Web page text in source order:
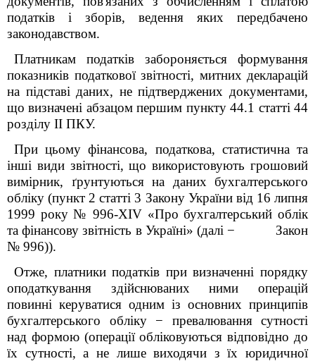
податків і зборів, ведення яких передбачено
законодавством.
Платникам податків забороняється формування
показників податкової звітності, митних декларацій
на підставі даних, не підтверджених документами,
що визначені абзацом першим пункту 44.1 статті 44
розділу ІІ ПКУ.
При цьому фінансова, податкова, статистична та
інші види звітності, що використовують грошовий
вимірник, ґрунтуються на даних бухгалтерського
обліку (пункт 2 статті 3 Закону України від 16 липня
1999 року № 996-XIV «Про бухгалтерський облік
та фінансову звітність в Україні» (далі − Закон
№ 996)).
Отже, платники податків при визначенні порядку
оподаткування здійснюваних ними операцій
повинні керуватися одним із основних принципів
бухгалтерського обліку − превалювання сутності
над формою (операції обліковуються відповідно до
їх сутності, а не лише виходячи з їх юридичної